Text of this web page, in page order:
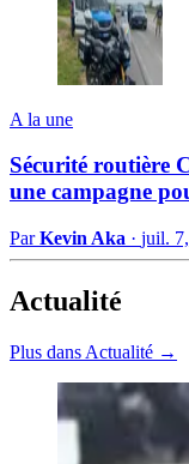
A la une
Sécurité routière
une campagne
ParKevin Aka · juil.
Actualité
Plus dans Actualité →